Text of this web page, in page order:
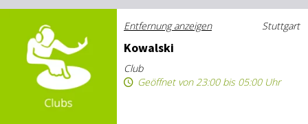
Entfernung anzeigen Stuttgart
Ko­wal­ski
Club
Geöffnet von 23:00 bis 05:00 Uhr